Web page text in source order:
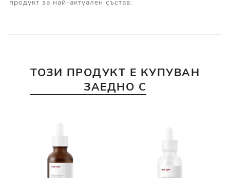
продукт за най-актуален състав.
ТОЗИ ПРОДУКТ Е КУПУВАН
ЗАЕДНО С